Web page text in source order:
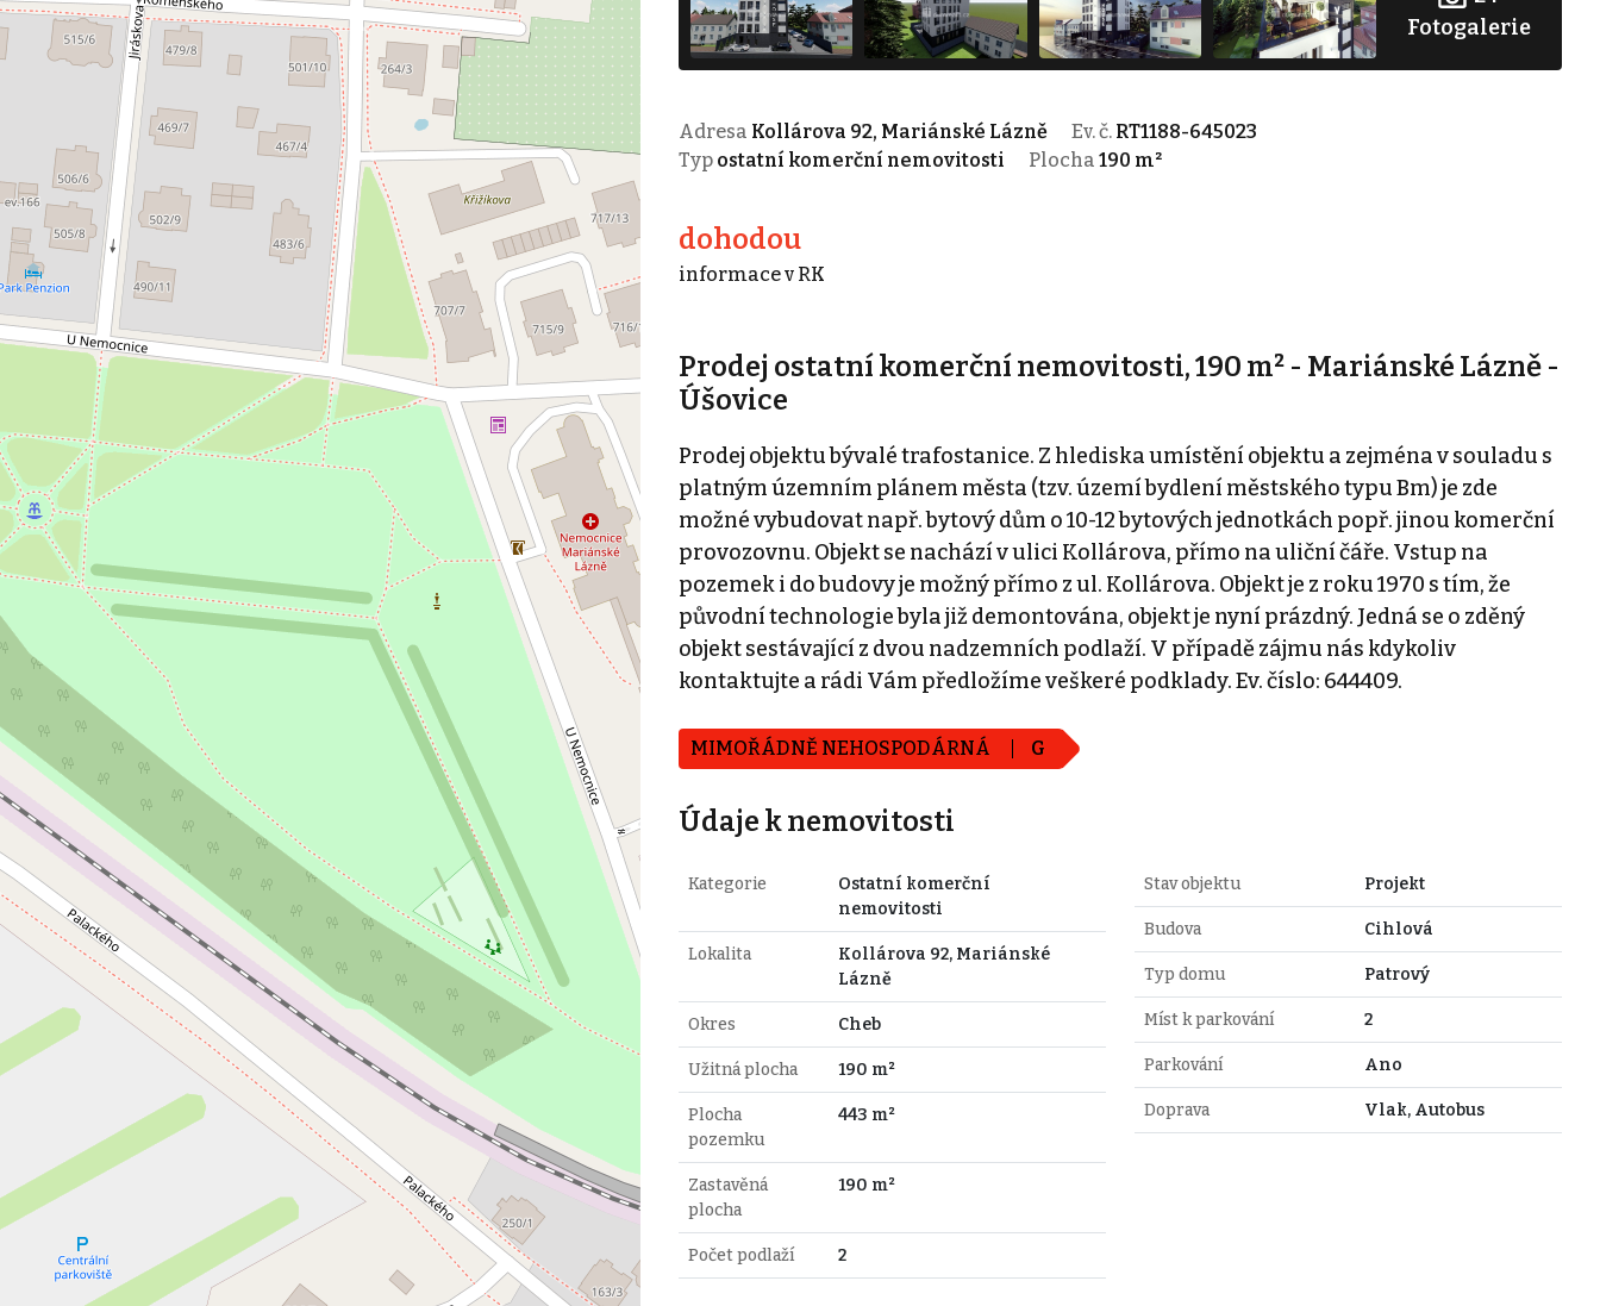
Fotogalerie
Adresa Kollárova 92, Mariánské Lázně Ev. č. RT1188-645023
Typ ostatní komerční nemovitosti Plocha 190 m²
dohodou
informace v RK
Prodej ostatní komerční nemovitosti, 190 m² - Mariánské Lázně -
Úšovice
Prodej objektu bývalé trafostanice. Z hlediska umístění objektu a zejména v souladu s
platným územním plánem města (tzv. území bydlení městského typu Bm) je zde
možné vybudovat např. bytový dům o 10-12 bytových jednotkách popř. jinou komerční
provozovnu. Objekt se nachází v ulici Kollárova, přímo na uliční čáře. Vstup na
pozemek i do budovy je možný přímo z ul. Kollárova. Objekt je z roku 1970 s tím, že
původní technologie byla již demontována, objekt je nyní prázdný. Jedná se o zděný
objekt sestávající z dvou nadzemních podlaží. V případě zájmu nás kdykoliv
kontaktujte a rádi Vám předložíme veškeré podklady. Ev. číslo: 644409.
MIMOŘÁDNĚ NEHOSPODÁRNÁ G
Údaje k nemovitosti
Kategorie
Ostatní komerční
nemovitosti
Lokalita
Kollárova 92, Mariánské
Lázně
Okres Cheb
Užitná plocha 190 m²
Plocha
pozemku
443 m²
Zastavěná
plocha
190 m²
Počet podlaží 2
Stav objektu Projekt
Budova Cihlová
Typ domu Patrový
Míst k parkování 2
Parkování Ano
Doprava Vlak, Autobus